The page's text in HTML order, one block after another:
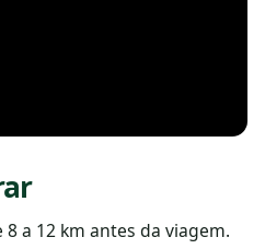
8 a 12 km antes da viagem.